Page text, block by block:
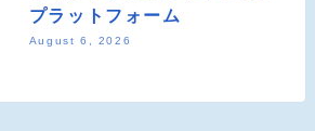
プラットフォーム
August 6, 2026